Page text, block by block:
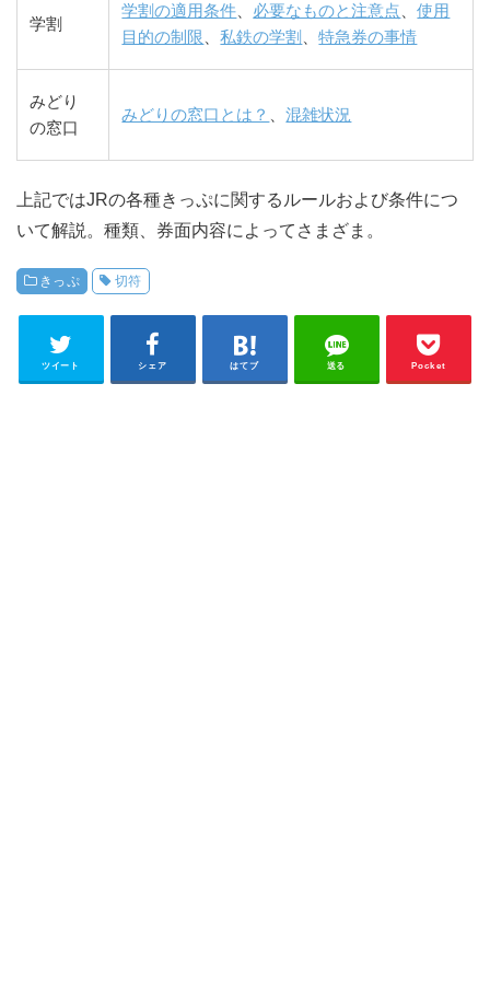
学割
学割の適用条件 必要なものと注意点 、使用
目的の制限 、私鉄の学割 、特急券の事情
みどり
の窓口
みどりの窓口とは？ 、混雑状況
上記ではJRの各種きっぷに関するルールおよび条件につ
いて解説。種類、券面内容によってさまざま。
きっぷ 切符
ツイート シェア はてブ 送る Pocket